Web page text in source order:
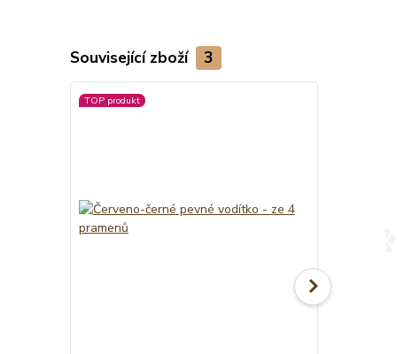
Související zboží 3
TOP produkt